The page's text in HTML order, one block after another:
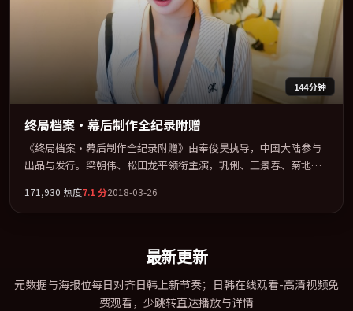
144分钟
终局档案·幕后制作全纪录附赠
《终局档案·幕后制作全纪录附赠》由奉俊昊执导，中国大陆参与
出品与发行。梁朝伟、松田龙平领衔主演，巩俐、王景春、菊地凛
以「犯罪」类型为骨架，在叙事、表演与视听上力求统一。定于
2018-01-24 在内地院线及主流平台同步亮相，2018 年度话题片中口
171,930 热度7.1 分2018-03-26
最新更新
元数据与海报位每日对齐日韩上新节奏；日韩在线观看-高清视频免
费观看，少跳转直达播放与详情